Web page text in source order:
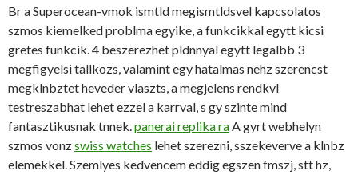
Br a Superocean-vmok ismtld megismtldsvel kapcsolatos
szmos kiemelked problma egyike, a funkcikkal egytt kicsi
gretes funkcik. 4 beszerezhet pldnnyal egytt legalbb 3
megfigyelsi tallkozs, valamint egy hatalmas nehz szerencst
megklnbztet heveder vlaszts, a megjelens rendkvl
testreszabhat lehet ezzel a karrval, s gy szinte mind
fantasztikusnak tnnek.panerai replika raA gyrt webhelyn
szmos vonzswiss watches lehet szerezni, sszekeverve a klnbz
elemekkel. Szemlyes kedvencem eddig egszen fmszj, stt hz,